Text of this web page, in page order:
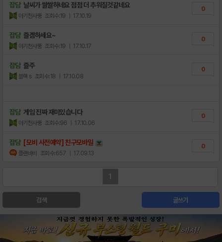
잡담 날씨가 쌀쌀하네요 점점 더 추워질것같네요
아기천사뚱 조회수:19 | 17.10.19
0
잡담 즐겜하세요~
아기천사뚱 조회수:19 | 17.10.17
0
잡담 즐주
블랙 s 조회수:18 | 17.10.08
0
잡담 게임 진짜 재미있습니다
아기천사뚱 조회수:96 | 17.10.06
0
잡담 [모비 사전예약] 친구모바일
플랜바비 조회수:657 | 17.09.13
0
1
검색 글쓰기